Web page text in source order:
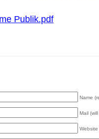
Publik.pdf
Name
Mail
Website